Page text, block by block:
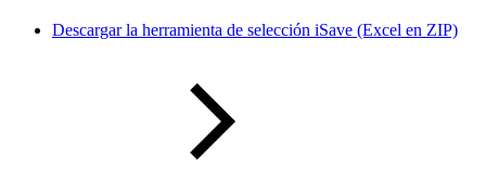
Descargar la herramienta de selección iSave (Excel en ZIP)